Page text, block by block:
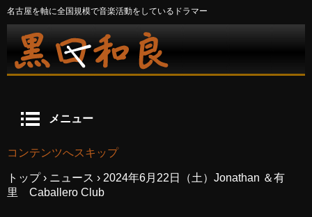
名古屋を軸に全国規模で音楽活動をしているドラマー
メニュー
コンテンツへスキップ
トップ › ニュース › 2024年6月22日（土）Jonathan ＆有
里 Caballero Club